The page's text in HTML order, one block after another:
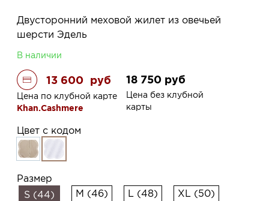
Двусторонний меховой жилет из овечьей
шерсти Эдель
В наличии
13 600 руб
Цена по клубной карте
Khan.Cashmere
18 750 руб
Цена без клубной
карты
Цвет с кодом
Размер
S (44)
M (46) L (48) XL (50)